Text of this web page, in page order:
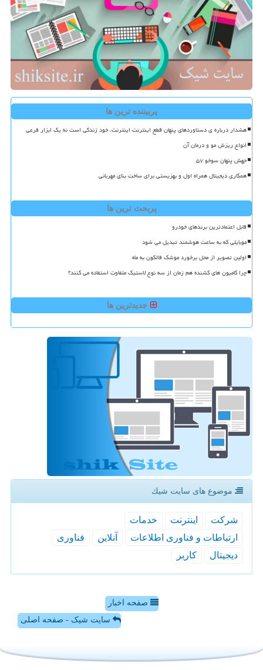
پربیننده ترین ها
هشدار درباره ی دستاوردهای پنهان قطع اینترنت اینترنت، خود زندگی است نه یک ابزار فرعی
انواع ریزش مو و درمان آن
جهش پنهان سوخو ۵۷
همکاری دیجیتال همراه اول و بهزیستی برای ساخت بنای مهربانی
پربحث ترین ها
قابل اعتمادترین برندهای خودرو
موبایلی که به ساعت هوشمند تبدیل می شود
اولین تصویر از محل برخورد موشک فالکون به ماه
چرا کامیون های کشنده هم زمان از سه نوع لاستیک متفاوت استفاده می کنند؟
جدیدترین ها
موضوع های سایت شیك
شركت اینترنت
خدمات
ارتباطات و فناوری اطلاعات
آنلاین
فناوری
دیجیتال
كاربر
صفحه اخبار
سایت شیک - صفحه اصلی